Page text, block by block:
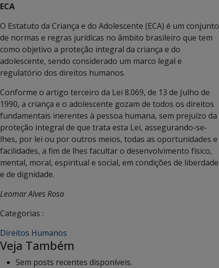
ECA
O Estatuto da Criança e do Adolescente (ECA) é um conjunto
de normas e regras jurídicas no âmbito brasileiro que tem
como objetivo a proteção integral da criança e do
adolescente, sendo considerado um marco legal e
regulatório dos direitos humanos.
Conforme o artigo terceiro da Lei 8.069, de 13 de Julho de
1990, a criança e o adolescente gozam de todos os direitos
fundamentais inerentes à pessoa humana, sem prejuízo da
proteção integral de que trata esta Lei, assegurando-se-
lhes, por lei ou por outros meios, todas as oportunidades e
facilidades, a fim de lhes facultar o desenvolvimento físico,
mental, moral, espiritual e social, em condições de liberdade
e de dignidade.
Leomar Alves Rosa
Categorias :
Direitos Humanos
Veja Também
Sem posts recentes disponíveis.